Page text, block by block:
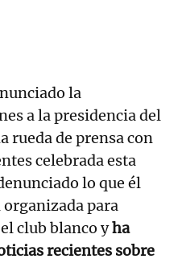
la
a la presidencia del
rueda de prensa con
celebrada esta
lo que él
para
club blanco yha
recientes sobre